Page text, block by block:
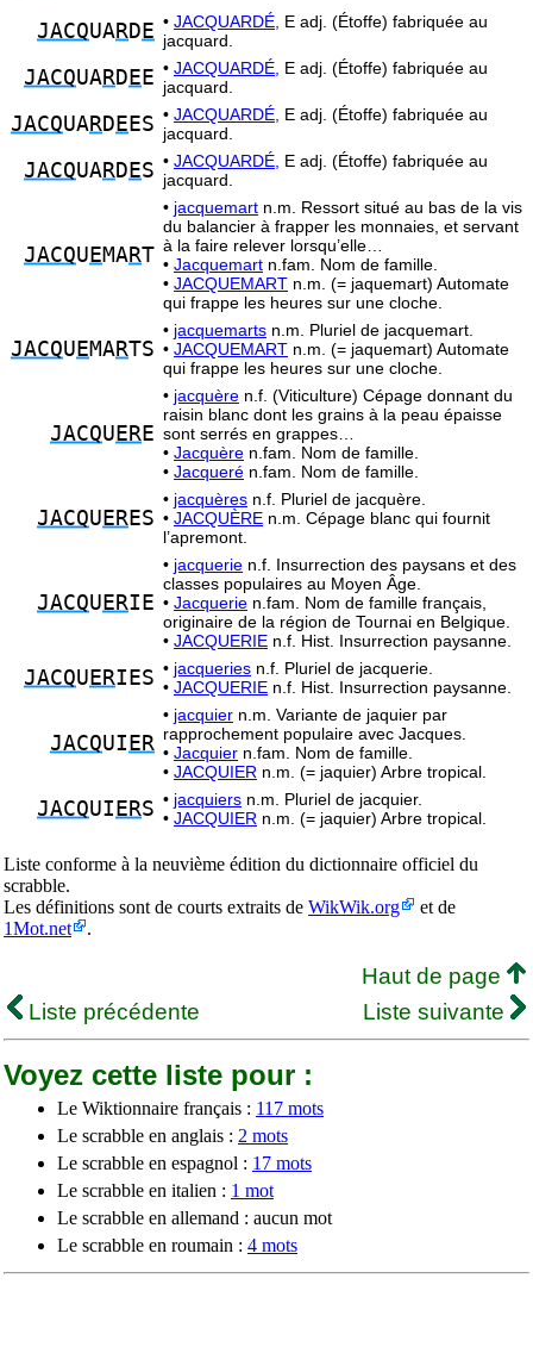
JACQUARD E • JACQUARDÉ, E adj. (Étoffe) fabriquée au
jacquard.
JACQUARD E E • JACQUARDÉ, E adj. (Étoffe) fabriquée au
jacquard.
JACQUARD E ES • JACQUARDÉ, E adj. (Étoffe) fabriquée au
jacquard.
JACQUARD ES • JACQUARDÉ, E adj. (Étoffe) fabriquée au
jacquard.
JACQU EMART
• jacquemart n.m. Ressort situé au bas de la vis
du balancier à frapper les monnaies, et servant
à la faire relever lorsqu’elle…
• Jacquemart n.fam. Nom de famille.
• JACQUEMART n.m. (= jaquemart) Automate
qui frappe les heures sur une cloche.
JACQU EMARTS
• jacquemarts n.m. Pluriel de jacquemart.
• JACQUEMART n.m. (= jaquemart) Automate
qui frappe les heures sur une cloche.
JACQU ERE
• jacquère n.f. (Viticulture) Cépage donnant du
raisin blanc dont les grains à la peau épaisse
sont serrés en grappes…
• Jacquère n.fam. Nom de famille.
• Jacqueré n.fam. Nom de famille.
JACQU ERES
• jacquères n.f. Pluriel de jacquère.
• JACQUÈRE n.m. Cépage blanc qui fournit
l’apremont.
JACQU ERIE
• jacquerie n.f. Insurrection des paysans et des
classes populaires au Moyen Âge.
• Jacquerie n.fam. Nom de famille français,
originaire de la région de Tournai en Belgique.
• JACQUERIE n.f. Hist. Insurrection paysanne.
JACQU ERIES • jacqueries n.f. Pluriel de jacquerie.
• JACQUERIE n.f. Hist. Insurrection paysanne.
JACQUI ER
• jacquier n.m. Variante de jaquier par
rapprochement populaire avec Jacques.
• Jacquier n.fam. Nom de famille.
• JACQUIER n.m. (= jaquier) Arbre tropical.
JACQUI ERS • jacquiers n.m. Pluriel de jacquier.
• JACQUIER n.m. (= jaquier) Arbre tropical.
Liste conforme à la neuvième édition du dictionnaire officiel du
scrabble.
Les définitions sont de courts extraits de WikWik.org
et de
1Mot.net
.
Haut de page
Liste précédente
Liste suivante
Voyez cette liste pour :
Le Wiktionnaire français : 117 mots
Le scrabble en anglais : 2 mots
Le scrabble en espagnol : 17 mots
Le scrabble en italien : 1 mot
Le scrabble en allemand : aucun mot
Le scrabble en roumain : 4 mots